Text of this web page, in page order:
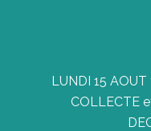
LUNDI 15
COLLECTE